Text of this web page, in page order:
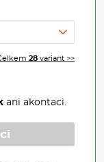
28 variant >>
ani akontaci.